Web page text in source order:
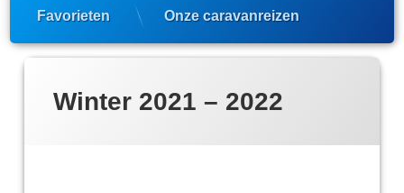
Favorieten Onze caravanreizen
Winter 2021 – 2022